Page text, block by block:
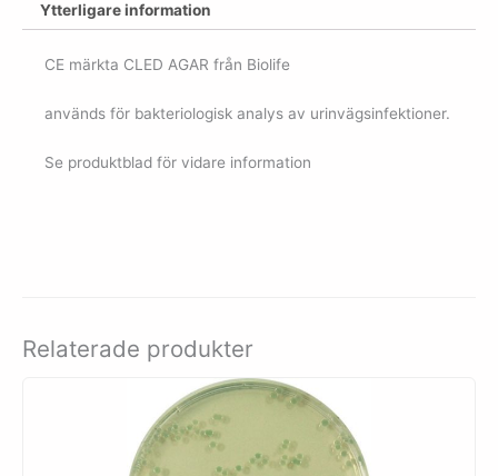
Ytterligare information
CE märkta CLED AGAR från Biolife
används för bakteriologisk analys av urinvägsinfektioner.
Se produktblad för vidare information
Relaterade produkter